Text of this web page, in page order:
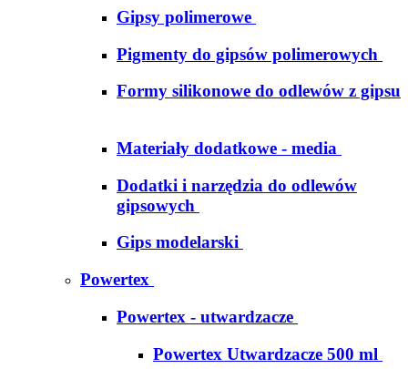
Gipsy polimerowe
Pigmenty do gipsów polimerowych
Formy silikonowe do odlewów z gipsu
Materiały dodatkowe - media
Dodatki i narzędzia do odlewów
gipsowych
Gips modelarski
Powertex
Powertex - utwardzacze
Powertex Utwardzacze 500 ml